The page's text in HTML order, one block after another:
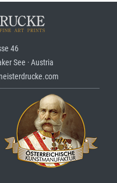
46
See · Austria